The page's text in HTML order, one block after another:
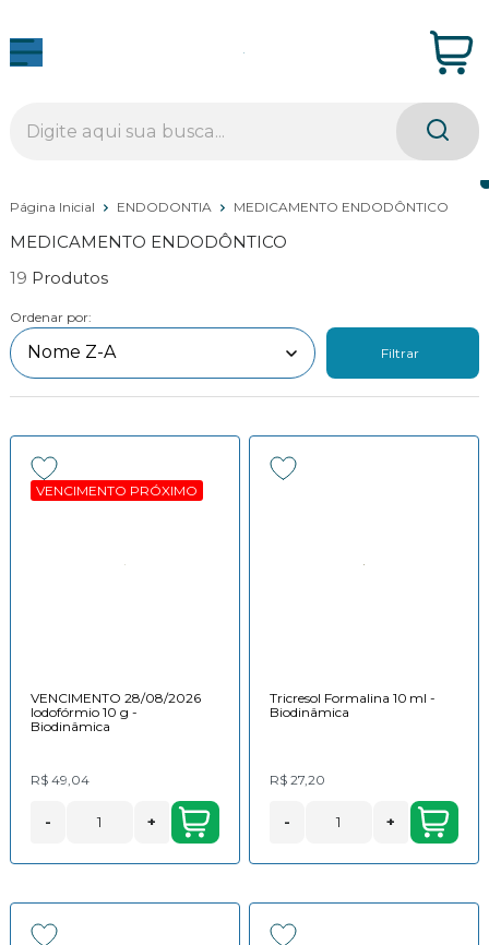
Página Inicial ENDODONTIA MEDICAMENTO ENDODÔNTICO
MEDICAMENTO ENDODÔNTICO
19
Ordenar por:
Filtrar
VENCIMENTO PRÓXIMO
VENCIMENTO 28/08/2026
Iodofórmio 10 g -
Biodinâmica
R$ 49,04
- +
Tricresol Formalina 10 ml -
Biodinâmica
R$ 27,20
- +